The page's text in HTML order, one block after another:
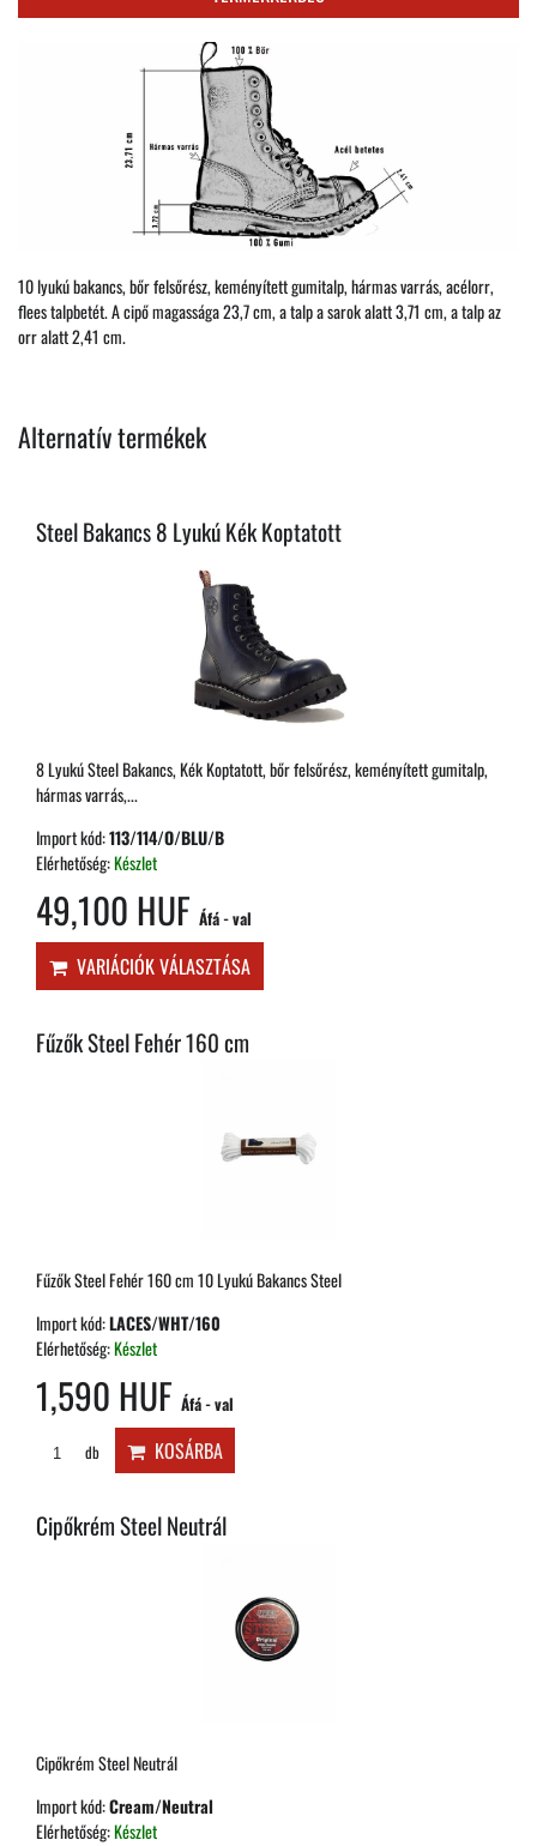
10 lyukú bakancs, bőr felsőrész, keményített gumitalp, hármas varrás, acélorr,
flees talpbetét. A cipő magassága 23,7 cm, a talp a sarok alatt 3,71 cm, a talp az
orr alatt 2,41 cm.
Alternatív termékek
Steel Bakancs 8 Lyukú Kék Koptatott
8 Lyukú Steel Bakancs, Kék Koptatott, bőr felsőrész, keményített gumitalp,
hármas varrás,...
Import kód:113/114/O/BLU/B
Elérhetőség:Készlet
49,100 HUF Áfá - val
VARIÁCIÓK VÁLASZTÁSA
Fűzők Steel Fehér 160 cm
Fűzők Steel Fehér 160 cm 10 Lyukú Bakancs Steel
Import kód:LACES/WHT/160
Elérhetőség:Készlet
1,590 HUF Áfá - val
db KOSÁRBA
Cipőkrém Steel Neutrál
Cipőkrém Steel Neutrál
Import kód:Cream/Neutral
Elérhetőség:Készlet